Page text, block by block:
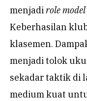
menjadirole model
Keberhasilan
klasemen.
menjadi tolok
sekadar taktik di
medium kuat